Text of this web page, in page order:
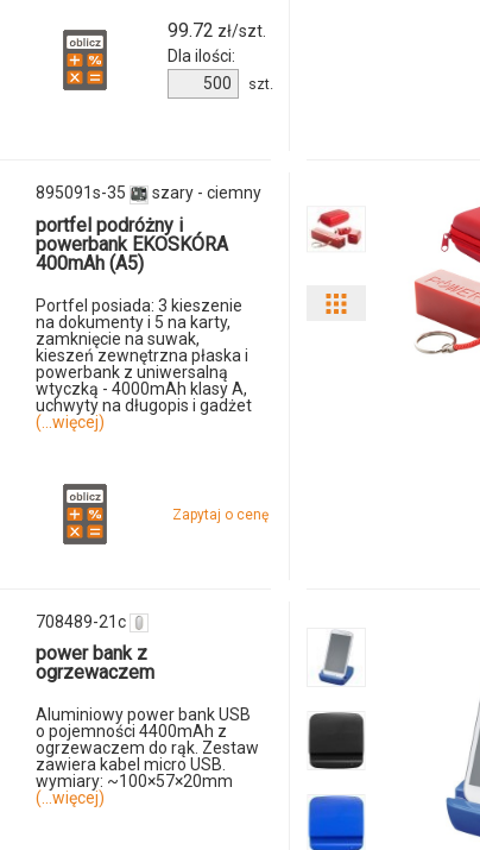
99.72 zł/szt.
Dla ilości:
produktu
szt.
895091s-35 szary - ciemny
portfel podróżny i
powerbank EKOSKÓRA
400mAh (A5)
Portfel posiada: 3 kieszenie
na dokumenty i 5 na karty,
zamknięcie na suwak,
kieszeń zewnętrzna płaska i
powerbank z uniwersalną
wtyczką - 4000mAh klasy A,
uchwyty na długopis i gadżet
(...więcej)
Zapytaj o cenę
odmiany
708489-21c
power bank z
ogrzewaczem
Aluminiowy power bank USB
o pojemności 4400mAh z
ogrzewaczem do rąk. Zestaw
zawiera kabel micro USB.
wymiary: ~100×57×20mm
(...więcej)